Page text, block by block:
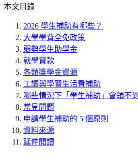
本文目錄
2026 學生補助有哪些？
大學學費全免政策
弱勢學生助學金
就學貸款
各類獎學金資源
工讀與學習生活費補助
哪些情況下「學生補助」會領不到
常見問題
申請學生補助的 5 個原則
資料來源
延伸閱讀